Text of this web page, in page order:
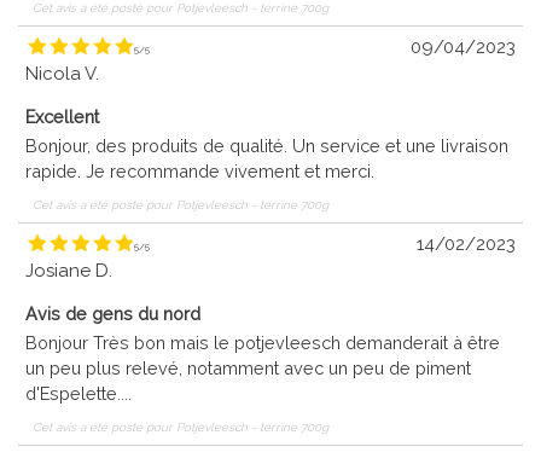
Cet avis a été posté pour Potjevleesch - terrine 700g
5/5
09/04/2023
Nicola V.
Excellent
Bonjour, des produits de qualité. Un service et une livraison
rapide. Je recommande vivement et merci.
Cet avis a été posté pour Potjevleesch - terrine 700g
5/5
14/02/2023
Josiane D.
Avis de gens du nord
Bonjour Très bon mais le potjevleesch demanderait à être
un peu plus relevé, notamment avec un peu de piment
d'Espelette....
Cet avis a été posté pour Potjevleesch - terrine 700g